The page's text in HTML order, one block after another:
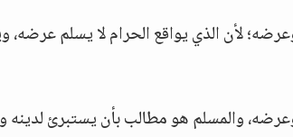
لأن الذي يواقع الحرام لا يسلم عرضه،
وعرضه، والمسلم هو مطالب بأن يستبرئ